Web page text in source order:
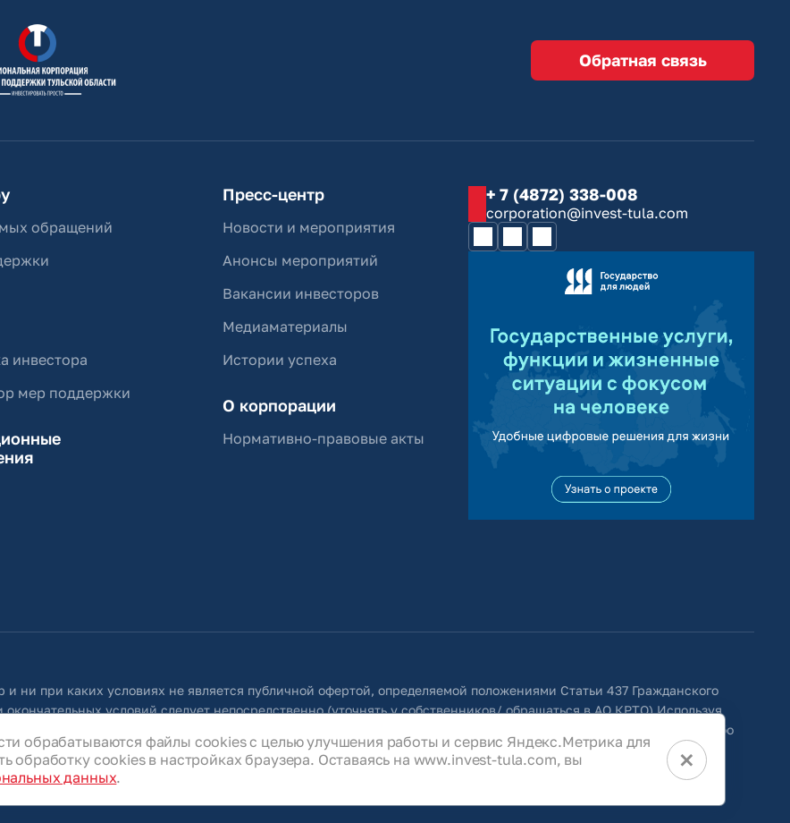
Обратная связь
обращений
инвестора
мер поддержки
Пресс-центр
Новости и мероприятия
Анонсы мероприятий
Вакансии инвесторов
Медиаматериалы
Истории успеха
О корпорации
Нормативно-правовые акты
+ 7 (4872) 338-008
corporation@invest-tula.com
ни при каких условиях не является публичной офертой, определяемой положениями Статьи 437 Гражданского
условий следует непосредственно (уточнять у собственников/ обращаться в АО КРТО).Используя
право в любое время без специального уведомления вносить изменения, удалять, исправлять, дополнять, либо
всех разделах данного сайта.
×
обрабатываются файлы cookies с целью улучшения работы и сервис Яндекс.Метрика для
обработку cookies в настройках браузера. Оставаясь на www.invest-tula.com, вы
данных.